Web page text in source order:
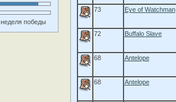
неделя победы
73 Eye of Watchman
72 Buffalo Slave
68 Antelope
68 Antelope